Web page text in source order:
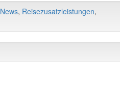
News, Reisezusatzleistungen,